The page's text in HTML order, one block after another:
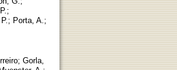
;
; Porta, A. ;
; Gorla,